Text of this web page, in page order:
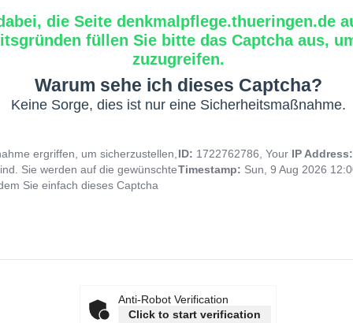
die Seite denkmalpflege.thueringen.de
füllen Sie bitte das Captcha aus,
zuzugreifen.
Warum sehe ich dieses Captcha?
Keine Sorge, dies ist nur eine Sicherheitsmaßnahme.
ergriffen, um sicherzustellen,
Sie werden auf die gewünschte
Sie einfach dieses Captcha
ID: 1722762786, Your IP
Timestamp: Sun, 9 Aug 2026
Anti-Robot Verification
Click to start verification